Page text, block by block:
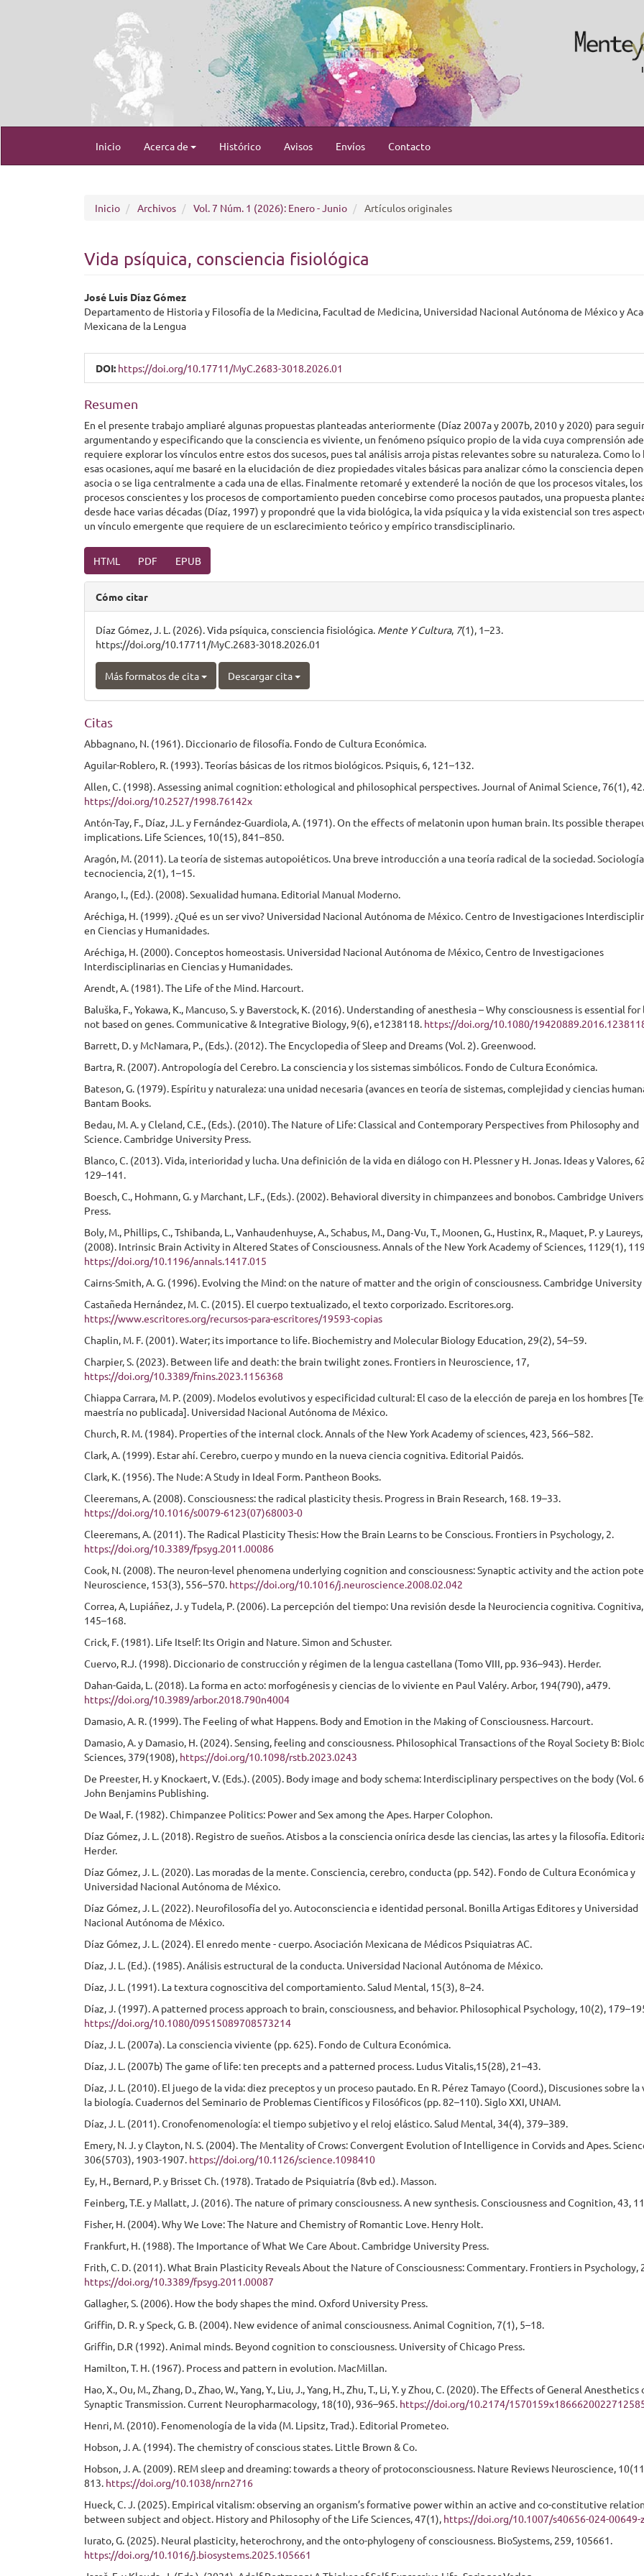
Inicio Acerca de Histórico Avisos Envíos Contacto
Inicio Archivos Vol. 7 Núm. 1 (2026): Enero - Junio Artículos originales
Vida psíquica, consciencia fisiológica
Contenido
principal
del
José Luis Díaz Gómez
Departamento de Historia y Filosofía de la Medicina, Facultad de Medicina, Universidad Nacional Autónoma de México y
Mexicana de la Lengua
DOI: https://doi.org/10.17711/MyC.2683-3018.2026.01
Resumen
En el presente trabajo ampliaré algunas propuestas planteadas anteriormente (Díaz 2007a y 2007b, 2010 y 2020) para seguir
argumentando y especificando que la consciencia es viviente, un fenómeno psíquico propio de la vida cuya comprensión
requiere explorar los vínculos entre estos dos sucesos, pues tal análisis arroja pistas relevantes sobre su naturaleza. Como lo
esas ocasiones, aquí me basaré en la elucidación de diez propiedades vitales básicas para analizar cómo la consciencia
asocia o se liga centralmente a cada una de ellas. Finalmente retomaré y extenderé la noción de que los procesos vitales, los
procesos conscientes y los procesos de comportamiento pueden concebirse como procesos pautados, una propuesta
desde hace varias décadas (Díaz, 1997) y propondré que la vida biológica, la vida psíquica y la vida existencial son tres
un vínculo emergente que requiere de un esclarecimiento teórico y empírico transdisciplinario.
HTML PDF EPUB
Detalles
del
artículo
Cómo citar
Díaz Gómez, J. L. (2026). Vida psíquica, consciencia fisiológica. Mente Y Cultura, 7(1), 1–23.
https://doi.org/10.17711/MyC.2683-3018.2026.01
Más formatos de cita Descargar cita
Citas
Abbagnano, N. (1961). Diccionario de filosofía. Fondo de Cultura Económica.
Aguilar-Roblero, R. (1993). Teorías básicas de los ritmos biológicos. Psiquis, 6, 121–132.
Allen, C. (1998). Assessing animal cognition: ethological and philosophical perspectives. Journal of Animal Science, 76(1), 42.
https://doi.org/10.2527/1998.76142x
Antón-Tay, F., Díaz, J.L. y Fernández-Guardiola, A. (1971). On the effects of melatonin upon human brain. Its possible
implications. Life Sciences, 10(15), 841–850.
Aragón, M. (2011). La teoría de sistemas autopoiéticos. Una breve introducción a una teoría radical de la sociedad.
tecnociencia, 2(1), 1–15.
Arango, I., (Ed.). (2008). Sexualidad humana. Editorial Manual Moderno.
Aréchiga, H. (1999). ¿Qué es un ser vivo? Universidad Nacional Autónoma de México. Centro de Investigaciones
en Ciencias y Humanidades.
Aréchiga, H. (2000). Conceptos homeostasis. Universidad Nacional Autónoma de México, Centro de Investigaciones
Interdisciplinarias en Ciencias y Humanidades.
Arendt, A. (1981). The Life of the Mind. Harcourt.
Baluška, F., Yokawa, K., Mancuso, S. y Baverstock, K. (2016). Understanding of anesthesia – Why consciousness is essential
not based on genes. Communicative & Integrative Biology, 9(6), e1238118. https://doi.org/10.1080/
Barrett, D. y McNamara, P., (Eds.). (2012). The Encyclopedia of Sleep and Dreams (Vol. 2). Greenwood.
Bartra, R. (2007). Antropología del Cerebro. La consciencia y los sistemas simbólicos. Fondo de Cultura Económica.
Bateson, G. (1979). Espíritu y naturaleza: una unidad necesaria (avances en teoría de sistemas, complejidad y ciencias
Bantam Books.
Bedau, M. A. y Cleland, C.E., (Eds.). (2010). The Nature of Life: Classical and Contemporary Perspectives from Philosophy and
Science. Cambridge University Press.
Blanco, C. (2013). Vida, interioridad y lucha. Una definición de la vida en diálogo con H. Plessner y H. Jonas. Ideas y Valores,
129–141.
Boesch, C., Hohmann, G. y Marchant, L.F., (Eds.). (2002). Behavioral diversity in chimpanzees and bonobos. Cambridge
Press.
Boly, M., Phillips, C., Tshibanda, L., Vanhaudenhuyse, A., Schabus, M., Dang‐Vu, T., Moonen, G., Hustinx, R., Maquet, P. y Laureys,
(2008). Intrinsic Brain Activity in Altered States of Consciousness. Annals of the New York Academy of Sciences, 1129(1),
https://doi.org/10.1196/annals.1417.015
Cairns-Smith, A. G. (1996). Evolving the Mind: on the nature of matter and the origin of consciousness. Cambridge University
Castañeda Hernández, M. C. (2015). El cuerpo textualizado, el texto corporizado. Escritores.org.
https://www.escritores.org/recursos-para-escritores/19593-copias
Chaplin, M. F. (2001). Water; its importance to life. Biochemistry and Molecular Biology Education, 29(2), 54–59.
Charpier, S. (2023). Between life and death: the brain twilight zones. Frontiers in Neuroscience, 17,
https://doi.org/10.3389/fnins.2023.1156368
Chiappa Carrara, M. P. (2009). Modelos evolutivos y especificidad cultural: El caso de la elección de pareja en los hombres
maestría no publicada]. Universidad Nacional Autónoma de México.
Church, R. M. (1984). Properties of the internal clock. Annals of the New York Academy of sciences, 423, 566–582.
Clark, A. (1999). Estar ahí. Cerebro, cuerpo y mundo en la nueva ciencia cognitiva. Editorial Paidós.
Clark, K. (1956). The Nude: A Study in Ideal Form. Pantheon Books.
Cleeremans, A. (2008). Consciousness: the radical plasticity thesis. Progress in Brain Research, 168. 19–33.
https://doi.org/10.1016/s0079-6123(07)68003-0
Cleeremans, A. (2011). The Radical Plasticity Thesis: How the Brain Learns to be Conscious. Frontiers in Psychology, 2.
https://doi.org/10.3389/fpsyg.2011.00086
Cook, N. (2008). The neuron-level phenomena underlying cognition and consciousness: Synaptic activity and the action
Neuroscience, 153(3), 556–570. https://doi.org/10.1016/j.neuroscience.2008.02.042
Correa, A, Lupiáñez, J. y Tudela, P. (2006). La percepción del tiempo: Una revisión desde la Neurociencia cognitiva.
145–168.
Crick, F. (1981). Life Itself: Its Origin and Nature. Simon and Schuster.
Cuervo, R.J. (1998). Diccionario de construcción y régimen de la lengua castellana (Tomo VIII, pp. 936–943). Herder.
Dahan-Gaida, L. (2018). La forma en acto: morfogénesis y ciencias de lo viviente en Paul Valéry. Arbor, 194(790), a479.
https://doi.org/10.3989/arbor.2018.790n4004
Damasio, A. R. (1999). The Feeling of what Happens. Body and Emotion in the Making of Consciousness. Harcourt.
Damasio, A. y Damasio, H. (2024). Sensing, feeling and consciousness. Philosophical Transactions of the Royal Society B:
Sciences, 379(1908), https://doi.org/10.1098/rstb.2023.0243
De Preester, H. y Knockaert, V. (Eds.). (2005). Body image and body schema: Interdisciplinary perspectives on the body (Vol.
John Benjamins Publishing.
De Waal, F. (1982). Chimpanzee Politics: Power and Sex among the Apes. Harper Colophon.
Díaz Gómez, J. L. (2018). Registro de sueños. Atisbos a la consciencia onírica desde las ciencias, las artes y la filosofía.
Herder.
Díaz Gómez, J. L. (2020). Las moradas de la mente. Consciencia, cerebro, conducta (pp. 542). Fondo de Cultura Económica y
Universidad Nacional Autónoma de México.
Díaz Gómez, J. L. (2022). Neurofilosofía del yo. Autoconsciencia e identidad personal. Bonilla Artigas Editores y Universidad
Nacional Autónoma de México.
Díaz Gómez, J. L. (2024). El enredo mente - cuerpo. Asociación Mexicana de Médicos Psiquiatras AC.
Díaz, J. L. (Ed.). (1985). Análisis estructural de la conducta. Universidad Nacional Autónoma de México.
Díaz, J. L. (1991). La textura cognoscitiva del comportamiento. Salud Mental, 15(3), 8–24.
Díaz, J. (1997). A patterned process approach to brain, consciousness, and behavior. Philosophical Psychology, 10(2),
https://doi.org/10.1080/09515089708573214
Díaz, J. L. (2007a). La consciencia viviente (pp. 625). Fondo de Cultura Económica.
Díaz, J. L. (2007b) The game of life: ten precepts and a patterned process. Ludus Vitalis,15(28), 21–43.
Díaz, J. L. (2010). El juego de la vida: diez preceptos y un proceso pautado. En R. Pérez Tamayo (Coord.), Discusiones sobre la
la biología. Cuadernos del Seminario de Problemas Científicos y Filosóficos (pp. 82–110). Siglo XXI, UNAM.
Díaz, J. L. (2011). Cronofenomenología: el tiempo subjetivo y el reloj elástico. Salud Mental, 34(4), 379–389.
Emery, N. J. y Clayton, N. S. (2004). The Mentality of Crows: Convergent Evolution of Intelligence in Corvids and Apes.
306(5703), 1903-1907. https://doi.org/10.1126/science.1098410
Ey, H., Bernard, P. y Brisset Ch. (1978). Tratado de Psiquiatría (8vb ed.). Masson.
Feinberg, T.E. y Mallatt, J. (2016). The nature of primary consciousness. A new synthesis. Consciousness and Cognition, 43,
Fisher, H. (2004). Why We Love: The Nature and Chemistry of Romantic Love. Henry Holt.
Frankfurt, H. (1988). The Importance of What We Care About. Cambridge University Press.
Frith, C. D. (2011). What Brain Plasticity Reveals About the Nature of Consciousness: Commentary. Frontiers in Psychology,
https://doi.org/10.3389/fpsyg.2011.00087
Gallagher, S. (2006). How the body shapes the mind. Oxford University Press.
Griffin, D. R. y Speck, G. B. (2004). New evidence of animal consciousness. Animal Cognition, 7(1), 5–18.
Griffin, D.R (1992). Animal minds. Beyond cognition to consciousness. University of Chicago Press.
Hamilton, T. H. (1967). Process and pattern in evolution. MacMillan.
Hao, X., Ou, M., Zhang, D., Zhao, W., Yang, Y., Liu, J., Yang, H., Zhu, T., Li, Y. y Zhou, C. (2020). The Effects of General Anesthetics
Synaptic Transmission. Current Neuropharmacology, 18(10), 936–965. https://doi.org/10.2174/
Henri, M. (2010). Fenomenología de la vida (M. Lipsitz, Trad.). Editorial Prometeo.
Hobson, J. A. (1994). The chemistry of conscious states. Little Brown & Co.
Hobson, J. A. (2009). REM sleep and dreaming: towards a theory of protoconsciousness. Nature Reviews Neuroscience,
813. https://doi.org/10.1038/nrn2716
Hueck, C. J. (2025). Empirical vitalism: observing an organism’s formative power within an active and co-constitutive relation
between subject and object. History and Philosophy of the Life Sciences, 47(1), https://doi.org/10.1007/s40656-024-00649-z
Iurato, G. (2025). Neural plasticity, heterochrony, and the onto-phylogeny of consciousness. BioSystems, 259, 105661.
https://doi.org/10.1016/j.biosystems.2025.105661